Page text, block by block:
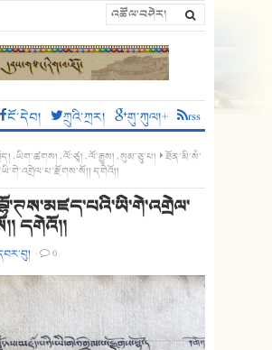
ངོ་དེབ། ཀྲུའི་ཀྲར། གུ་ཀུལ།+ rss
,ཡིག་ཚགས།,ལོ་ཙཱ།,ལོ་རྒྱུས།,སུམ་ཅུ་པ།
ཐོན་མི་སཾ་
དགེའོ།།
དགེའོ།།
· 0